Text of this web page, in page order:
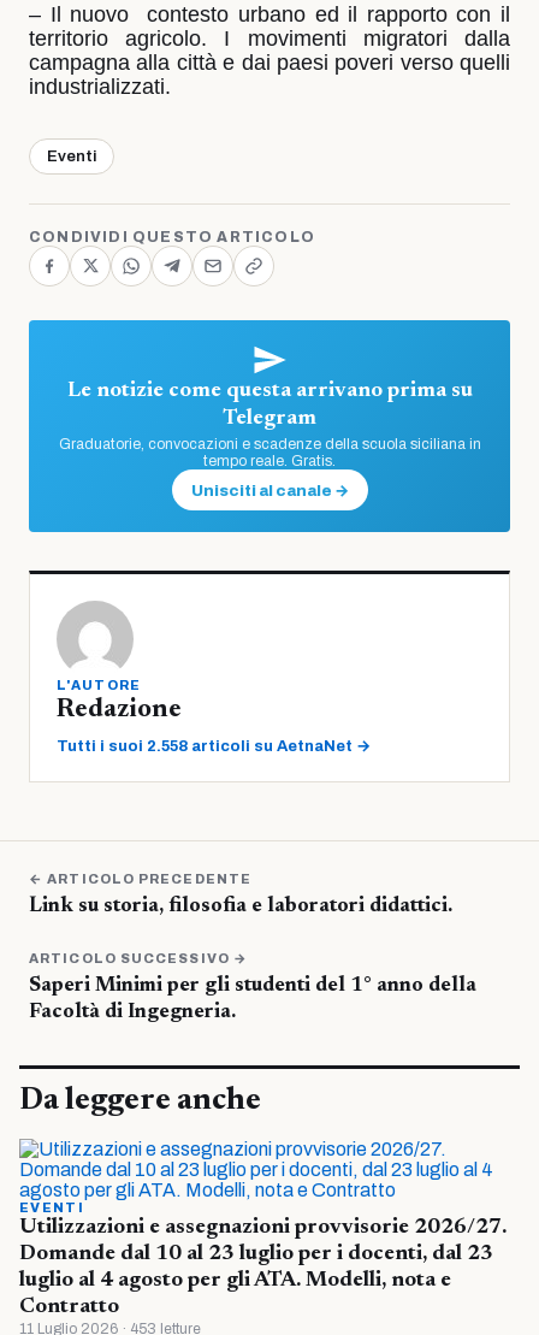
– Il nuovo
contesto urbano ed il rapporto con il
territorio agricolo. I movimenti migratori dalla
campagna alla città e dai paesi poveri verso quelli
industrializzati.
Eventi
CONDIVIDI QUESTO ARTICOLO
Le notizie come questa arrivano prima su
Telegram
Graduatorie, convocazioni e scadenze della scuola siciliana in
tempo reale. Gratis.
Unisciti al canale →
L'AUTORE
Redazione
Tutti i suoi 2.558 articoli su AetnaNet →
← ARTICOLO PRECEDENTE
Link su storia, filosofia e laboratori didattici.
ARTICOLO SUCCESSIVO →
Saperi Minimi per gli studenti del 1° anno della
Facoltà di Ingegneria.
Da leggere anche
EVENTI
Utilizzazioni e assegnazioni provvisorie 2026/27.
Domande dal 10 al 23 luglio per i docenti, dal 23
luglio al 4 agosto per gli ATA. Modelli, nota e
Contratto
11 Luglio 2026 · 453 letture